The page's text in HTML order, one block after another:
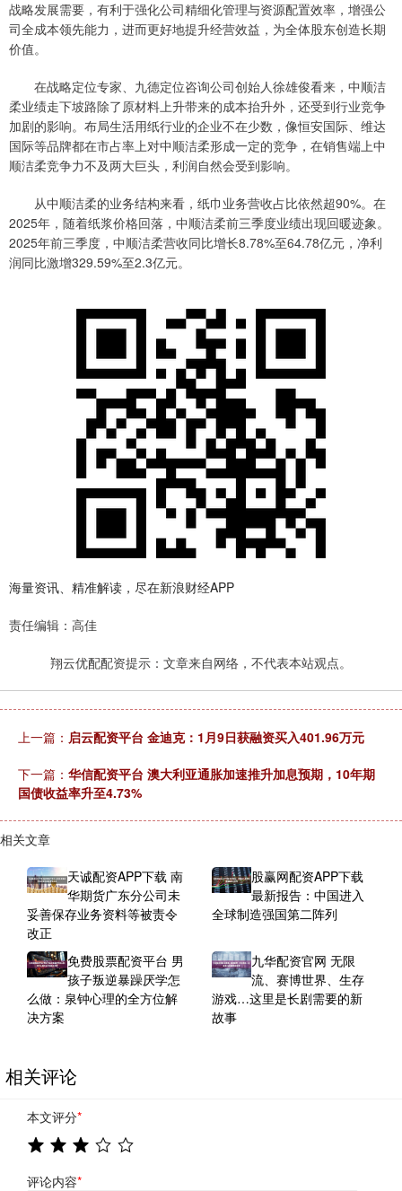
战略发展需要，有利于强化公司精细化管理与资源配置效率，增强公
司全成本领先能力，进而更好地提升经营效益，为全体股东创造长期
价值。
在战略定位专家、九德定位咨询公司创始人徐雄俊看来，中顺洁
柔业绩走下坡路除了原材料上升带来的成本抬升外，还受到行业竞争
加剧的影响。布局生活用纸行业的企业不在少数，像恒安国际、维达
国际等品牌都在市占率上对中顺洁柔形成一定的竞争，在销售端上中
顺洁柔竞争力不及两大巨头，利润自然会受到影响。
从中顺洁柔的业务结构来看，纸巾业务营收占比依然超90%。在
2025年，随着纸浆价格回落，中顺洁柔前三季度业绩出现回暖迹象。
2025年前三季度，中顺洁柔营收同比增长8.78%至64.78亿元，净利
润同比激增329.59%至2.3亿元。
海量资讯、精准解读，尽在新浪财经APP
责任编辑：高佳
翔云优配配资提示：文章来自网络，不代表本站观点。
上一篇： 启云配资平台 金迪克：1月9日获融资买入401.96万元
下一篇： 华信配资平台 澳大利亚通胀加速推升加息预期，10年期
国债收益率升至4.73%
相关文章
天诚配资APP下载 南
华期货广东分公司未
妥善保存业务资料等被责令
改正
股赢网配资APP下载
最新报告：中国进入
全球制造强国第二阵列
免费股票配资平台 男
孩子叛逆暴躁厌学怎
么做：泉钟心理的全方位解
决方案
九华配资官网 无限
流、赛博世界、生存
游戏…这里是长剧需要的新
故事
相关评论
本文评分*
评论内容*